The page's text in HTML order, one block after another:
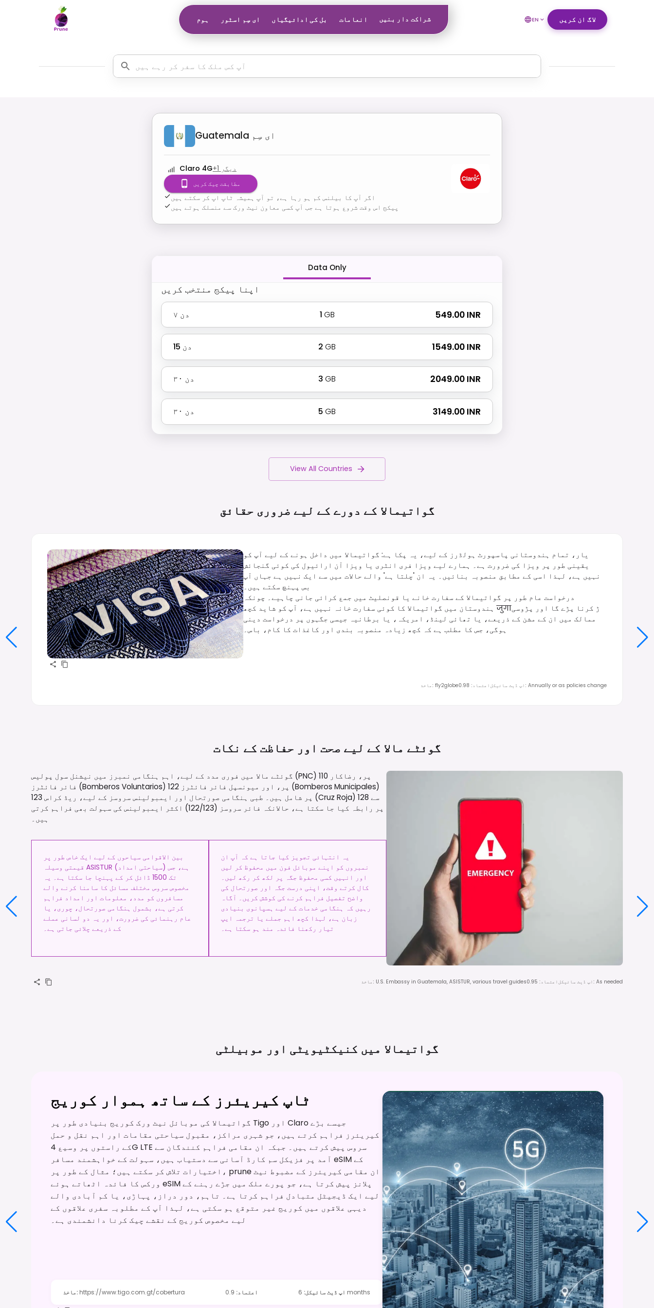
ہوم ای سِم اسٹور بل کی ادائیگیاں انعامات شراکت دار بنیں EN لاگ ان کریں
Guatemala ای سِم
Claro 4G+1 دیگر
مطابقت چیک کریں
اگر آپ کا بیلنس کم ہو رہا ہے، تو آپ ہمیشہ ٹاپ اپ کر سکتے ہیں
پیکج اس وقت شروع ہوتا ہے جب آپ کسی معاون نیٹ ورک سے منسلک ہوتے ہیں
Data Only
اپنا پیکج منتخب کریں
۷ دن 1 GB ₹ 549.00 INR
15 دن 2 GB ₹ 1549.00 INR
۳۰ دن 3 GB ₹ 2049.00 INR
۳۰ دن 5 GB ₹ 3149.00 INR
View All Countries
گواتیمالا کے دورے کے لیے ضروری حقائق
یار، تمام ہندوستانی پاسپورٹ ہولڈرز کے لیے، یہ پکا ہے: گواتیمالا میں داخل ہونے کے لیے آپ کو
یقینی طور پر ویزا کی ضرورت ہے۔ ہمارے لیے ویزا فری انٹری یا ویزا آن ارائیول کی کوئی گنجائش
نہیں ہے، لہذا اسی کے مطابق منصوبہ بنائیں۔ یہ ان 'چلتا ہے' والے حالات میں سے ایک نہیں ہے جہاں آپ
بس پہنچ سکتے ہیں۔
درخواست عام طور پر گواتیمالا کے سفارت خانے یا قونصلیٹ میں جمع کرائی جانی چاہیے۔ چونکہ
ہندوستان میں گواتیمالا کا کوئی سفارت خانہ نہیں ہے، آپ کو شاید کچھ जुगाڑ کرنا پڑے گا اور پڑوسی
ممالک میں ان کے مشن کے ذریعے، یا تھائی لینڈ، امریکہ، یا برطانیہ جیسی جگہوں پر درخواست دینی
ہوگی، جس کا مطلب ہے کہ کچھ زیادہ منصوبہ بندی اور کاغذات کا کام، باس۔
ماخذ : fly2globe اعتماد:
0.98 اپ ڈیٹ سائیکل : Annually or as policies change
گوئٹے مالا کے لیے صحت اور حفاظت کے نکات
گوئٹے مالا میں فوری مدد کے لیے، اہم ہنگامی نمبرز میں نیشنل سول پولیس (PNC) 110 پر، رضاکار
فائر فائٹرز (Bomberos Voluntarios) 122 پر، اور میونسپل فائر فائٹرز (Bomberos Municipales)
123 پر شامل ہیں۔ طبی ہنگامی صورتحال اور ایمبولینس سروسز کے لیے، ریڈ کراس (Cruz Roja) سے 128
پر رابطہ کیا جا سکتا ہے، حالانکہ فائر سروسز (122/123) اکثر ایمبولینس کی سہولت بھی فراہم کرتی
ہیں۔
بین الاقوامی سیاحوں کے لیے ایک خاص طور پر
قیمتی وسیلہ ASISTUR (سیاحتی امداد) ہے، جس
تک 1500 ڈائل کر کے پہنچا جا سکتا ہے۔ یہ
مخصوص سروس مختلف مسائل کا سامنا کرنے والے
مسافروں کو مدد، معلومات اور امداد فراہم
کرتی ہے، بشمول ہنگامی صورتحال، چوری، یا
عام رہنمائی کی ضرورت، اور یہ دو لسانی عملے
کے ذریعے چلائی جاتی ہے۔
یہ انتہائی تجویز کیا جاتا ہے کہ آپ ان
نمبروں کو اپنے موبائل فون میں محفوظ کر لیں
اور انہیں کسی محفوظ جگہ پر لکھ کر رکھ لیں۔
کال کرتے وقت، اپنی درست جگہ اور صورتحال کی
واضح تفصیل فراہم کرنے کی کوشش کریں۔ آگاہ
رہیں کہ ہنگامی خدمات کے لیے ہسپانوی بنیادی
زبان ہے، لہذا کچھ اہم جملے یا ترجمہ ایپ
تیار رکھنا فائدہ مند ہو سکتا ہے۔
ماخذ : U.S. Embassy in Guatemala, ASISTUR, various travel guides اعتماد:
0.95 اپ ڈیٹ سائیکل : As needed
گواتیمالا میں کنیکٹیویٹی اور موبیلٹی
ٹاپ کیریئرز کے ساتھ ہموار کوریج
گواتیمالا کی موبائل نیٹ ورک کوریج بنیادی طور پر Tigo اور Claro جیسے بڑے
کیریئرز فراہم کرتے ہیں، جو شہری مراکز، مقبول سیاحتی مقامات اور اہم نقل و حمل
کے راستوں پر وسیع 4G LTE سروس پیش کرتے ہیں۔ جبکہ ان مقامی فراہم کنندگان سے
آمد پر فزیکل سم کارڈ آسانی سے دستیاب ہیں، سہولت کے خواہشمند مسافر eSIM کے
اختیارات تلاش کر سکتے ہیں؛ مثال کے طور پر، prune ان مقامی کیریئرز کے مضبوط نیٹ
ورکس کا فائدہ اٹھاتے ہوئے eSIM پلانز پیش کرتا ہے، جو پورے ملک میں جڑے رہنے کے
لیے ایک ڈیجیٹل متبادل فراہم کرتا ہے۔ تاہم، دور دراز، پہاڑی، یا کم آبادی والے
دیہی علاقوں میں کوریج غیر متوقع ہو سکتی ہے، لہذا آپ کے مطلوبہ سفری علاقوں کے
لیے مخصوص کوریج کے نقشے چیک کرنا دانشمندی ہے۔
ماخذ: https://www.tigo.com.gt/cobertura اعتماد:
0.9 اپ ڈیٹ سائیکل: 6 months